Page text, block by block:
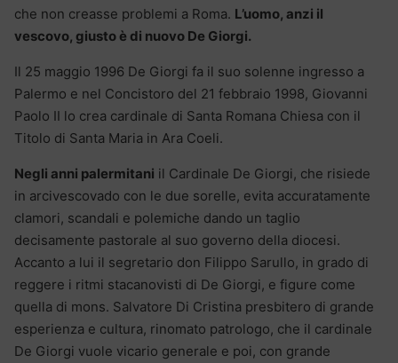
che non creasse problemi a Roma. L’uomo, anzi il
vescovo, giusto è di nuovo De Giorgi.
Il 25 maggio 1996 De Giorgi fa il suo solenne ingresso a
Palermo e nel Concistoro del 21 febbraio 1998, Giovanni
Paolo II lo crea cardinale di Santa Romana Chiesa con il
Titolo di Santa Maria in Ara Coeli.
Negli anni palermitani il Cardinale De Giorgi, che risiede
in arcivescovado con le due sorelle, evita accuratamente
clamori, scandali e polemiche dando un taglio
decisamente pastorale al suo governo della diocesi.
Accanto a lui il segretario don Filippo Sarullo, in grado di
reggere i ritmi stacanovisti di De Giorgi, e figure come
quella di mons. Salvatore Di Cristina presbitero di grande
esperienza e cultura, rinomato patrologo, che il cardinale
De Giorgi vuole vicario generale e poi, con grande